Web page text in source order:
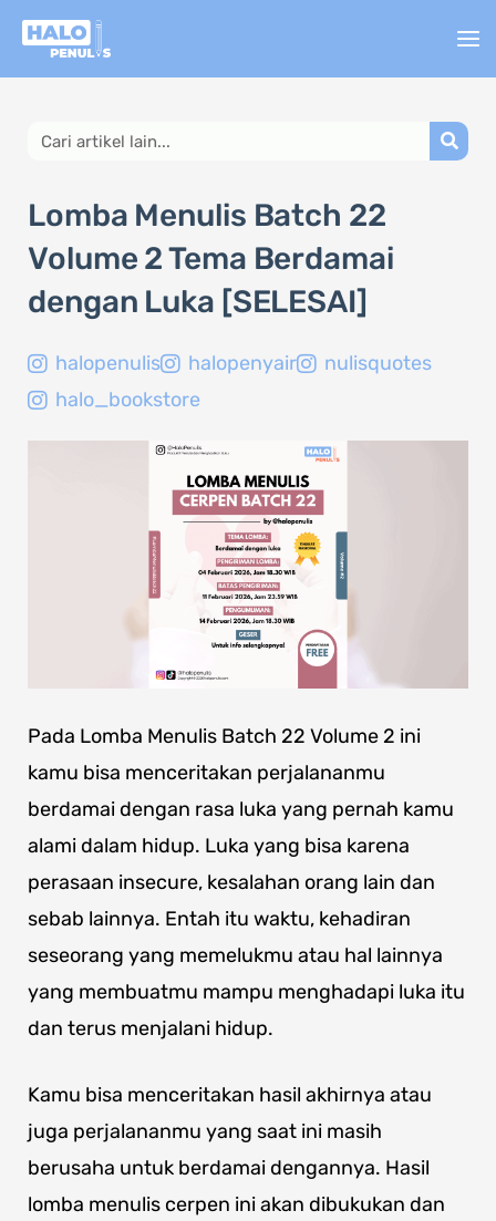
Lewati
Search
Lomba Menulis Batch 22
Volume 2 Tema Berdamai
dengan Luka [SELESAI]
halopenulis halopenyair
nulisquotes
halo_bookstore
Pada Lomba Menulis Batch 22 Volume 2 ini
kamu bisa menceritakan perjalananmu
berdamai dengan rasa luka yang pernah kamu
alami dalam hidup. Luka yang bisa karena
perasaan insecure, kesalahan orang lain dan
sebab lainnya. Entah itu waktu, kehadiran
seseorang yang memelukmu atau hal lainnya
yang membuatmu mampu menghadapi luka itu
dan terus menjalani hidup.
Kamu bisa menceritakan hasil akhirnya atau
juga perjalananmu yang saat ini masih
berusaha untuk berdamai dengannya. Hasil
lomba menulis cerpen ini akan dibukukan dan